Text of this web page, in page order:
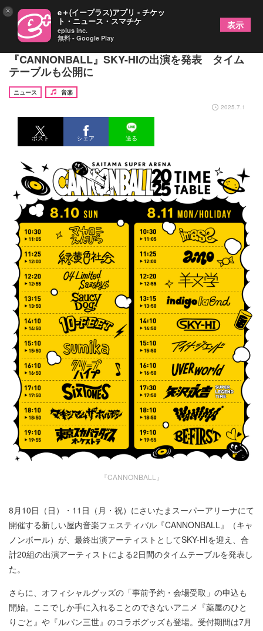
さいたまスーパーアリーナにて開催の夏フェス
『CANNONBALL』SKY-HIの出演を発表 タイム
テーブルも公開に
ニュース
音楽
2025.7.1
ポスト シェア 送る
『CANNONBALL』
8⽉10⽇（⽇）・11⽇（⽉・祝）にさいたまスーパーアリーナにて
開催する新しい屋内⾳楽フェスティバル『CANNONBALL』（キャ
ノンボール）が、最終出演アーティストとしてSKY-HIを迎え、合
計20組の出演アーティストによる2⽇間のタイムテーブルを発表し
た。
さらに、オフィシャルグッズの「事前予約・会場受取」の申込も
開始。ここでしか⼿に⼊れることのできないアニメ『薬屋のひと
りごと』や『ルパン三世』のコラボグッズも登場。受付期間は7⽉
× e＋(イープラス)アプリ - チケッ
ト・ニュース・スマチケ
eplus inc.
無料 - Google Play
表示